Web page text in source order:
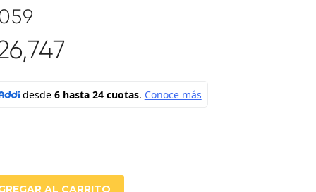
AL CARRITO